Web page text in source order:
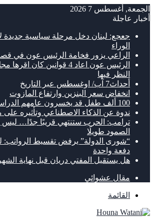
الجمعة, أغسطس 7 2026
أخبار عاجلة
جعجع: لبنان دخل مرحلة سياسية جديدة
الوراء
الراعي يزور فخامة الرئيس عون في
الرئيس عون اعاد 4 قوانين
النظر فيها
أحداث7 آب/ اوغسطس عبر التاريخ
انخفاض سعر البنزين وارتفاع المازوت
100 ألف طفل قد يخسرون عامهم الدراسي في لبنان
ندوة عن الذكاء الاصطناعي وتأثيره على
ترامب: الحرب ستنتهي قريبًا جدًا… ليس
الصمود طويلًا
“شورى الدولة” يرفض تقسيط الرواتب:
دفعة واحدة
هل يستقيل المفتي دريان قبل نهاية
مقال عشوائي
القائمة